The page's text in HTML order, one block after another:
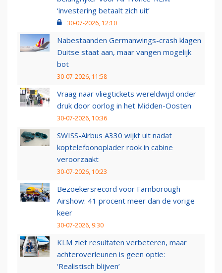
‘investering betaalt zich uit’
30-07-2026, 12:10
Nabestaanden Germanwings-crash klagen
Duitse staat aan, maar vangen mogelijk
bot
30-07-2026, 11:58
Vraag naar vliegtickets wereldwijd onder
druk door oorlog in het Midden-Oosten
30-07-2026, 10:36
SWISS-Airbus A330 wijkt uit nadat
koptelefoonoplader rook in cabine
veroorzaakt
30-07-2026, 10:23
Bezoekersrecord voor Farnborough
Airshow: 41 procent meer dan de vorige
keer
30-07-2026, 9:30
KLM ziet resultaten verbeteren, maar
achteroverleunen is geen optie:
‘Realistisch blijven’